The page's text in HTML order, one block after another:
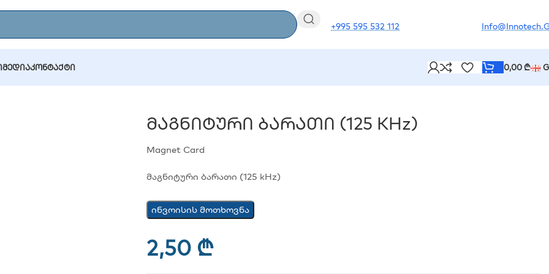
+995 595 532 112
ᲛᲔᲓᲘᲐᲙᲝᲜᲢᲐᲥᲢᲘ 0,00₾
Მაგნიტური Ბარათი (125 KHz)
Magnet Card
მაგნიტური ბარათი (125 kHz)
ინვოისის მოთხოვნა
2,50 ₾